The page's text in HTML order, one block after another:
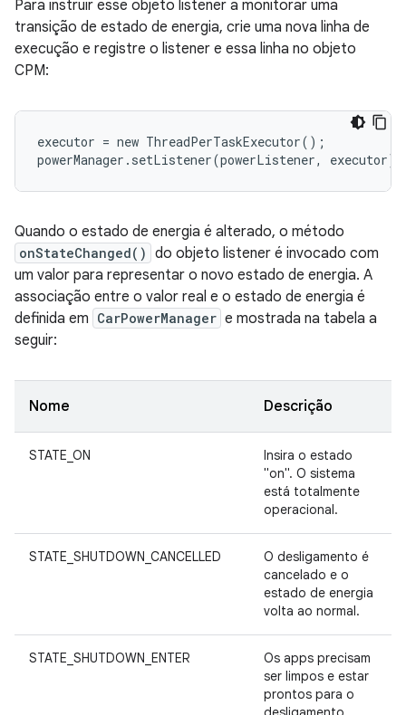
Para instruir esse objeto listener a monitorar uma
transição de estado de energia, crie uma nova linha de
execução e registre o listener e essa linha no objeto
CPM:
executor = new ThreadPerTaskExecutor();
powerManager.setListener(powerListener, executor);
Quando o estado de energia é alterado, o método
onStateChanged() do objeto listener é invocado com
um valor para representar o novo estado de energia. A
associação entre o valor real e o estado de energia é
definida em CarPowerManager e mostrada na tabela a
seguir:
Nome Descrição
STATE_ON
Insira o estado
"on". O sistema
está totalmente
operacional.
STATE_SHUTDOWN_CANCELLED
O desligamento é
cancelado e o
estado de energia
volta ao normal.
STATE_SHUTDOWN_ENTER
Os apps precisam
ser limpos e estar
prontos para o